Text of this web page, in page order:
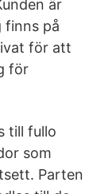
är
finns på
för att
för
till fullo
som
Parten